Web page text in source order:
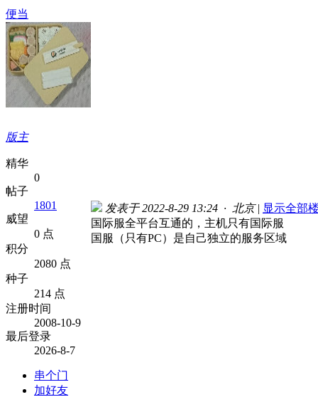
便当
版主
精华
0
帖子
1801
威望
0 点
积分
2080 点
种子
214 点
注册时间
2008-10-9
最后登录
2026-8-7
串个门
加好友
发表于 2022-8-29 13:24 · 北京 | 显示全部
国际服全平台互通的，主机只有国际服
国服（只有PC）是自己独立的服务区域